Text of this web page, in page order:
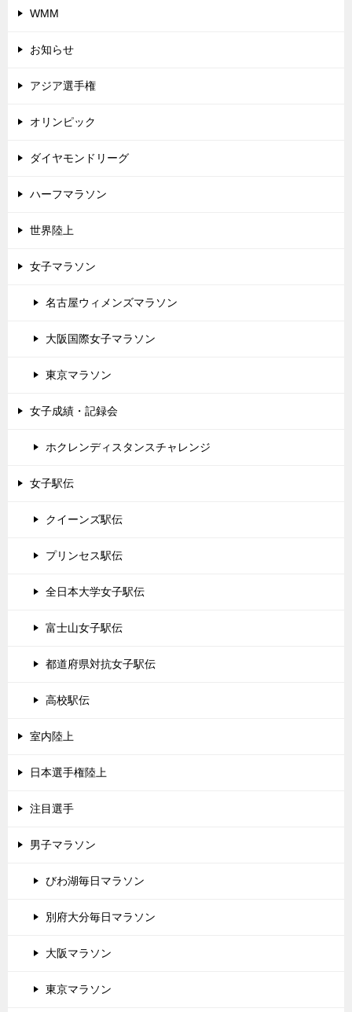
WMM
お知らせ
アジア選手権
オリンピック
ダイヤモンドリーグ
ハーフマラソン
世界陸上
女子マラソン
名古屋ウィメンズマラソン
大阪国際女子マラソン
東京マラソン
女子成績・記録会
ホクレンディスタンスチャレンジ
女子駅伝
クイーンズ駅伝
プリンセス駅伝
全日本大学女子駅伝
富士山女子駅伝
都道府県対抗女子駅伝
高校駅伝
室内陸上
日本選手権陸上
注目選手
男子マラソン
びわ湖毎日マラソン
別府大分毎日マラソン
大阪マラソン
東京マラソン